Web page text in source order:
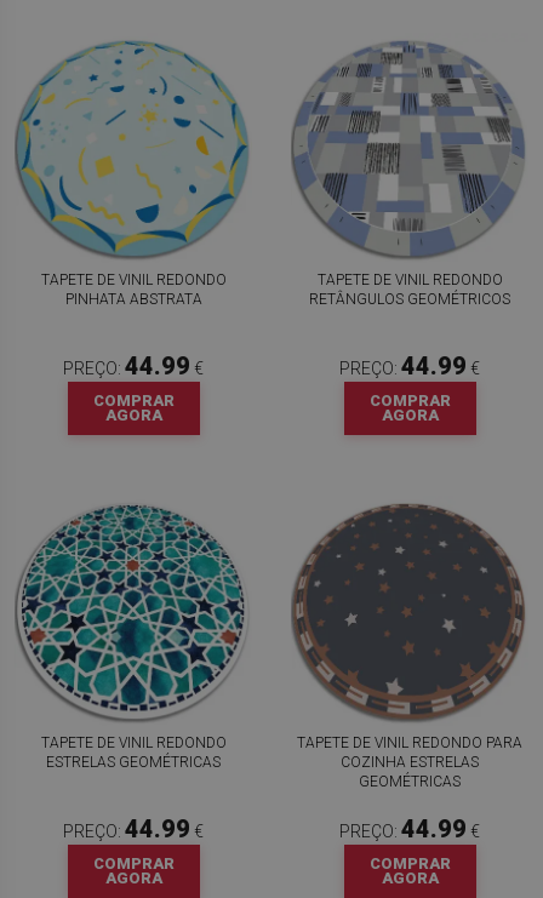
TAPETE DE VINIL REDONDO
PINHATA ABSTRATA
PREÇO: 44.99 €
COMPRAR
AGORA
TAPETE DE VINIL REDONDO
RETÂNGULOS GEOMÉTRICOS
PREÇO: 44.99 €
COMPRAR
AGORA
TAPETE DE VINIL REDONDO
ESTRELAS GEOMÉTRICAS
PREÇO: 44.99 €
COMPRAR
AGORA
TAPETE DE VINIL REDONDO PARA
COZINHA ESTRELAS
GEOMÉTRICAS
PREÇO: 44.99 €
COMPRAR
AGORA